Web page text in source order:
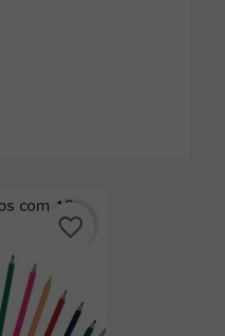
favorite_border